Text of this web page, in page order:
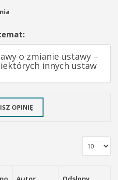
o zmianie ustawy –
innych ustaw
OPINIĘ